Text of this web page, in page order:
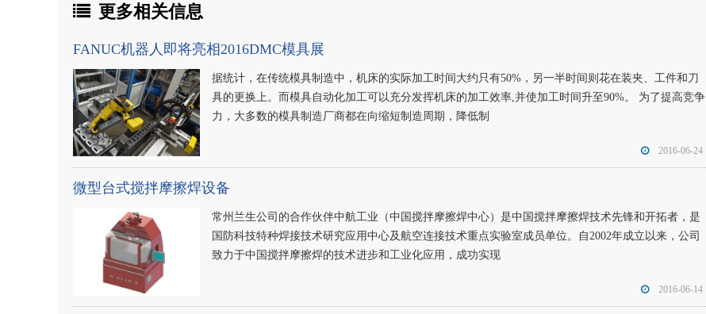
更多相关信息
FANUC机器人即将亮相2016DMC模具展
据统计，在传统模具制造中，机床的实际加工时间大约只有50%，另一半时间则花在装夹、工件和刀
具的更换上。而模具自动化加工可以充分发挥机床的加工效率,并使加工时间升至90%。 为了提高竞争
力，大多数的模具制造厂商都在向缩短制造周期，降低制
2016-06-24
微型台式搅拌摩擦焊设备
常州兰生公司的合作伙伴中航工业（中国搅拌摩擦焊中心）是中国搅拌摩擦焊技术先锋和开拓者，是
国防科技特种焊接技术研究应用中心及航空连接技术重点实验室成员单位。自2002年成立以来，公司
致力于中国搅拌摩擦焊的技术进步和工业化应用，成功实现
2016-06-14